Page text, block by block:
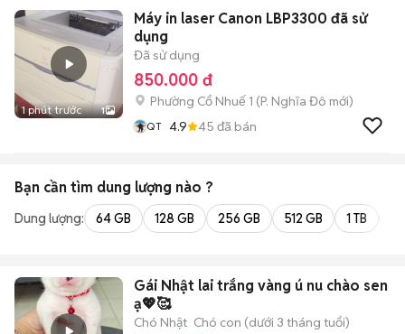
1 phút trước 1
Máy in laser Canon LBP3300 đã sử
dụng
Đã sử dụng
850.000 đ
Phường Cổ Nhuế 1 (P. Nghĩa Đô mới)
QT 4.9 45 đã bán
Bạn cần tìm dung lượng nào ?
Dung lượng: 64 GB 128 GB 256 GB 512 GB 1 TB
Gái Nhật lai trắng vàng ú nu chào sen
ạ💖🥰
Chó Nhật Chó con (dưới 3 tháng tuổi)